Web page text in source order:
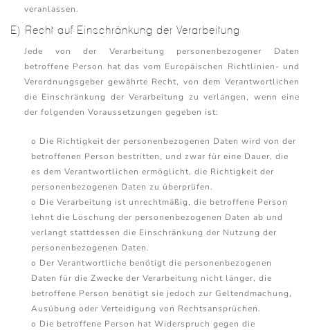
veranlassen.
E) Recht auf Einschränkung der Verarbeitung
Jede von der Verarbeitung personenbezogener Daten
betroffene Person hat das vom Europäischen Richtlinien- und
Verordnungsgeber gewährte Recht, von dem Verantwortlichen
die Einschränkung der Verarbeitung zu verlangen, wenn eine
der folgenden Voraussetzungen gegeben ist:
o Die Richtigkeit der personenbezogenen Daten wird von der
betroffenen Person bestritten, und zwar für eine Dauer, die
es dem Verantwortlichen ermöglicht, die Richtigkeit der
personenbezogenen Daten zu überprüfen.
o Die Verarbeitung ist unrechtmäßig, die betroffene Person
lehnt die Löschung der personenbezogenen Daten ab und
verlangt stattdessen die Einschränkung der Nutzung der
personenbezogenen Daten.
o Der Verantwortliche benötigt die personenbezogenen
Daten für die Zwecke der Verarbeitung nicht länger, die
betroffene Person benötigt sie jedoch zur Geltendmachung,
Ausübung oder Verteidigung von Rechtsansprüchen.
o Die betroffene Person hat Widerspruch gegen die